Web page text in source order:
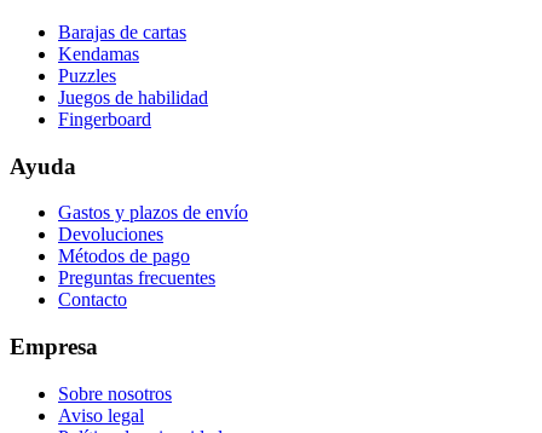
Barajas de cartas
Kendamas
Puzzles
Juegos de habilidad
Fingerboard
Ayuda
Gastos y plazos de envío
Devoluciones
Métodos de pago
Preguntas frecuentes
Contacto
Empresa
Sobre nosotros
Aviso legal